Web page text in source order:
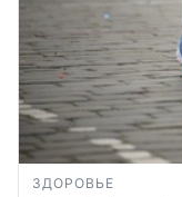
ЗДОРОВЬЕ